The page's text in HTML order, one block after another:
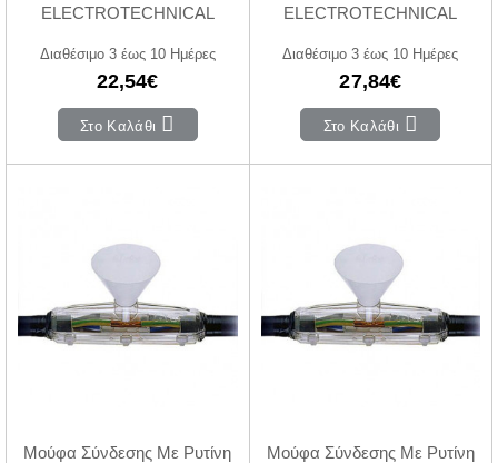
ELECTROTECHNICAL
Διαθέσιμο 3 έως 10 Ημέρες
22,54€
Στο Καλάθι
ELECTROTECHNICAL
Διαθέσιμο 3 έως 10 Ημέρες
27,84€
Στο Καλάθι
Μούφα Σύνδεσης Με Ρυτίνη
Μούφα Σύνδεσης Με Ρυτίνη